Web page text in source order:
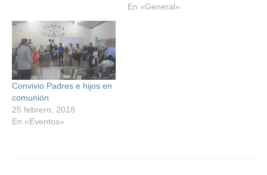
En «General»
Convivio Padres e hijos en
comunión
25 febrero, 2018
En «Eventos»